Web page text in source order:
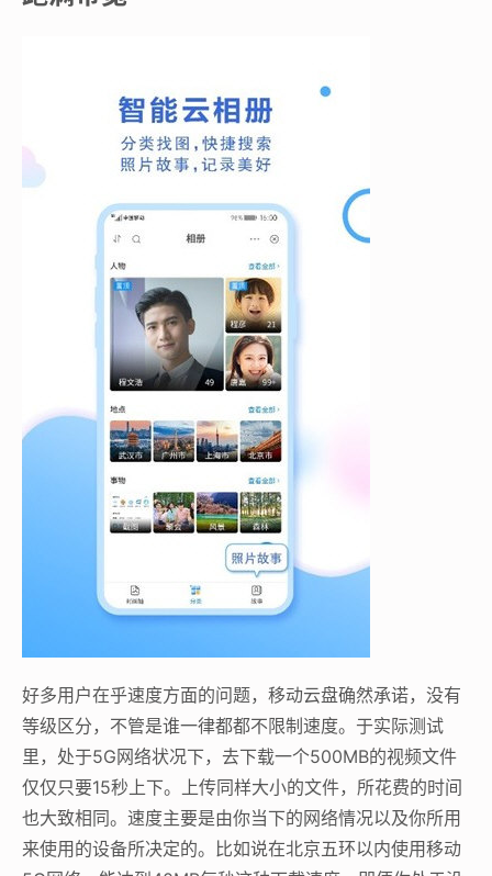
好多用户在乎速度方面的问题，移动云盘确然承诺，没有
等级区分，不管是谁一律都都不限制速度。于实际测试
里，处于5G网络状况下，去下载一个500MB的视频文件
仅仅只要15秒上下。上传同样大小的文件，所花费的时间
也大致相同。速度主要是由你当下的网络情况以及你所用
来使用的设备所决定的。比如说在北京五环以内使用移动